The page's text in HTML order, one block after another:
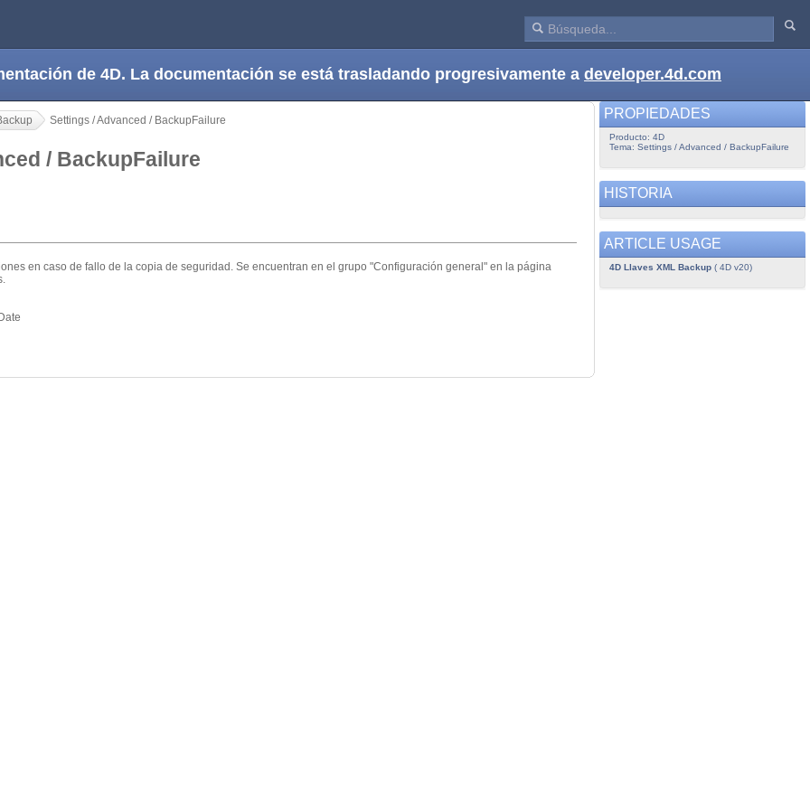
de 4D. La documentación se está trasladando progresivamente a developer.4d.com
Settings / Advanced / BackupFailure
/ BackupFailure
en caso de fallo de la copia de seguridad. Se encuentran en el grupo "Configuración general" en la página
PROPIEDADES
Producto: 4D
Tema: Settings / Advanced / BackupFailure
HISTORIA
ARTICLE USAGE
4D Llaves XML Backup( 4D v20)